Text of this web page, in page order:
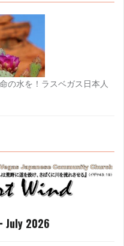
の水を！ラスベガス日本人
July 2026